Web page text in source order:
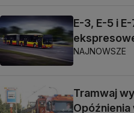
E-3, E-5 i
NAJNOWSZE
Tramwaj